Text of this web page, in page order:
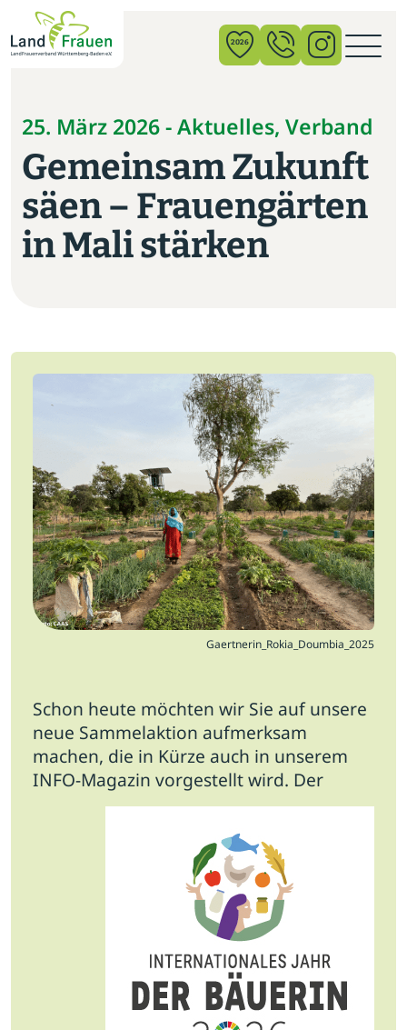
2026
25. März 2026 - Aktuelles, Verband
Gemeinsam Zukunft
säen – Frauengärten
in Mali stärken
×
News
Verband
Politik
Bildung
Vor Ort
Startseite
Newsletter
Presse
Intern
Login
Mitglied werdenGaertnerin_Rokia_Doumbia_2025
Schon heute möchten wir Sie auf unsere
neue Sammelaktion aufmerksam
machen, die in Kürze auch in unserem
INFO-Magazin vorgestellt wird. Der